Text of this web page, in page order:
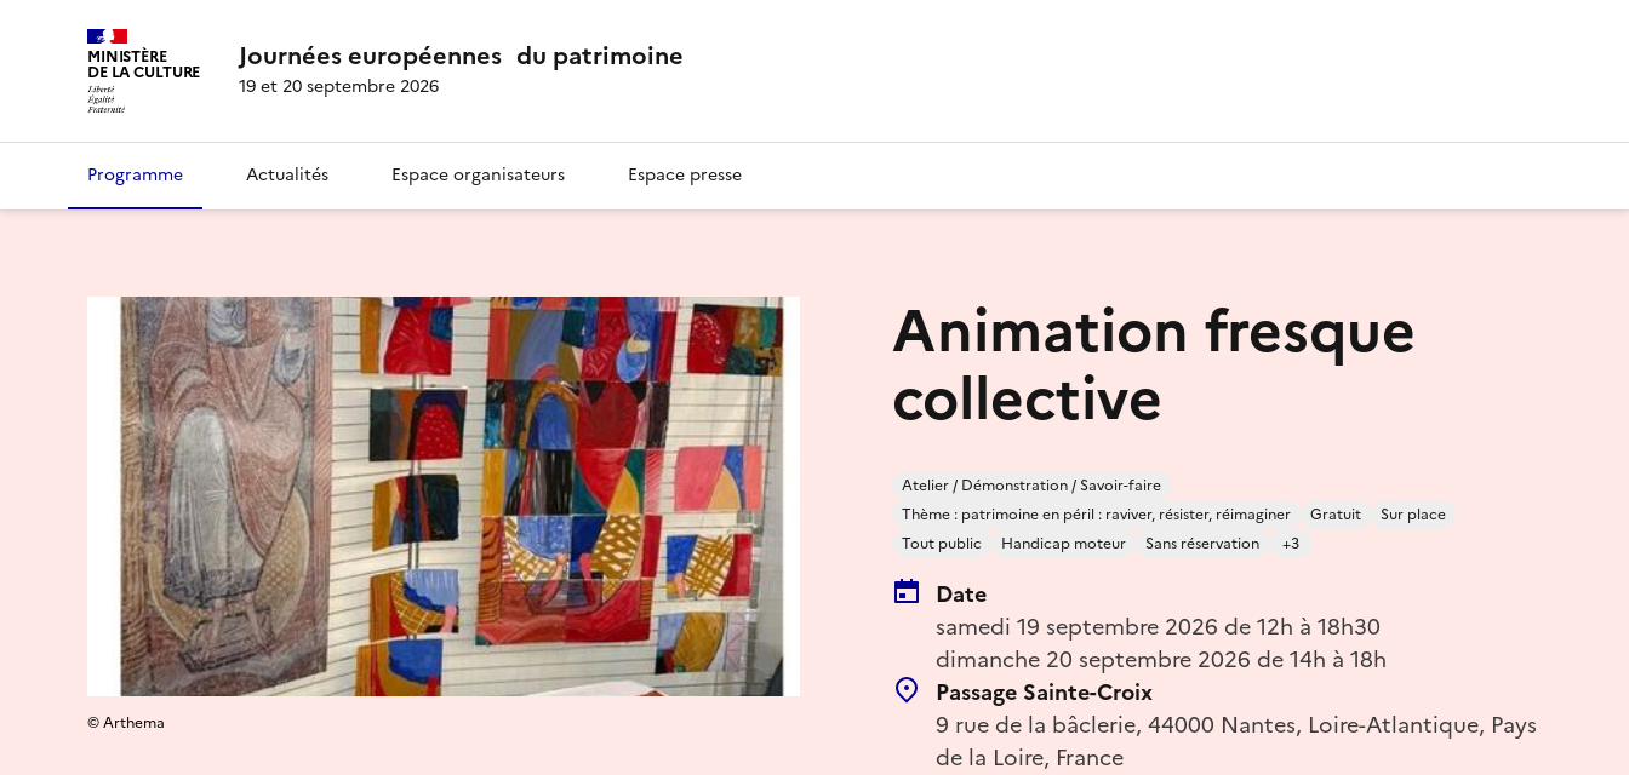
MINISTÈRE
DE LA CULTURE Journées européennes du patrimoine
19 et 20 septembre 2026
Programme Actualités Espace organisateurs Espace presse
Animation fresque
collective
Atelier / Démonstration / Savoir-faire
Thème : patrimoine en péril : raviver, résister, réimaginer
Gratuit
Sur place
Tout public
Handicap moteur Sans réservation +3
Date
samedi 19 septembre 2026 de 12h à 18h30
dimanche 20 septembre 2026 de 14h à 18h
Passage Sainte-Croix
9 rue de la bâclerie, 44000 Nantes, Loire-Atlantique, Pays
de la Loire, France
© Arthema